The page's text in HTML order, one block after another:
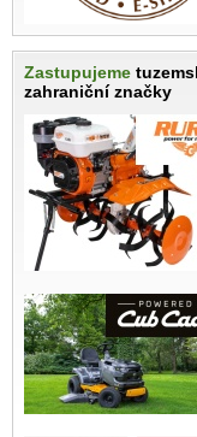
Zastupujeme
zahraniční značky